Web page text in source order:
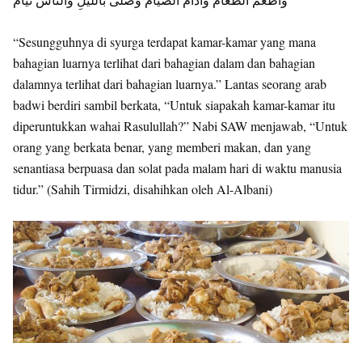
“Sesungguhnya di syurga terdapat kamar-kamar yang mana
bahagian luarnya terlihat dari bahagian dalam dan bahagian
dalamnya terlihat dari bahagian luarnya.” Lantas seorang arab
badwi berdiri sambil berkata, “Untuk siapakah kamar-kamar itu
diperuntukkan wahai Rasulullah?” Nabi SAW menjawab, “Untuk
orang yang berkata benar, yang memberi makan, dan yang
senantiasa berpuasa dan solat pada malam hari di waktu manusia
tidur.” (Sahih Tirmidzi, disahihkan oleh Al-Albani)